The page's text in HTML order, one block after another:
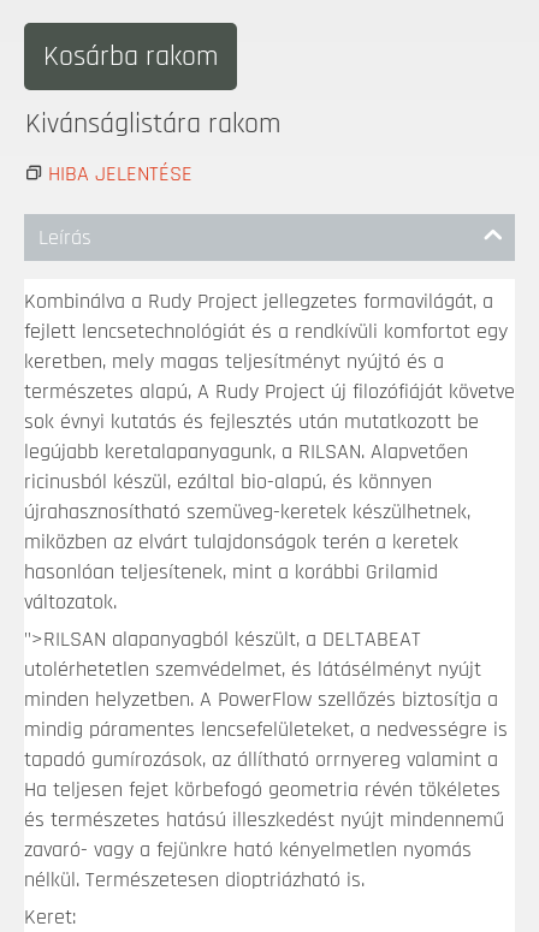
Kosárba rakom
Kivánságlistára rakom
HIBA JELENTÉSE
Leírás
Kombinálva a Rudy Project jellegzetes formavilágát, a
fejlett lencsetechnológiát és a rendkívüli komfortot egy
keretben, mely magas teljesítményt nyújtó és a
természetes alapú, A Rudy Project új filozófiáját követve
sok évnyi kutatás és fejlesztés után mutatkozott be
legújabb keretalapanyagunk, a RILSAN. Alapvetően
ricinusból készül, ezáltal bio-alapú, és könnyen
újrahasznosítható szemüveg-keretek készülhetnek,
miközben az elvárt tulajdonságok terén a keretek
hasonlóan teljesítenek, mint a korábbi Grilamid
változatok.
">RILSAN alapanyagból készült, a DELTABEAT
utolérhetetlen szemvédelmet, és látásélményt nyújt
minden helyzetben. A PowerFlow szellőzés biztosítja a
mindig páramentes lencsefelületeket, a nedvességre is
tapadó gumírozások, az állítható orrnyereg valamint a
Ha teljesen fejet körbefogó geometria révén tökéletes
és természetes hatású illeszkedést nyújt mindennemű
zavaró- vagy a fejünkre ható kényelmetlen nyomás
nélkül. Természetesen dioptriázható is.
Keret: